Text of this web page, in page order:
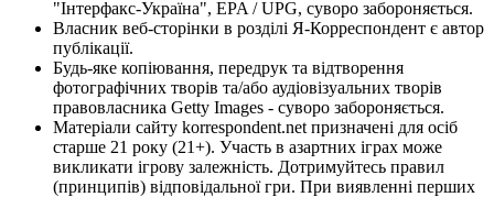
"Інтерфакс-Україна", EPA / UPG, суворо забороняється.
Власник веб-сторінки в розділі Я-Корреспондент є автор
публікації.
Будь-яке копіювання, передрук та відтворення
фотографічних творів та/або аудіовізуальних творів
правовласника Getty Images - суворо забороняється.
Матеріали сайту korrespondent.net призначені для осіб
старше 21 року (21+). Участь в азартних іграх може
викликати ігрову залежність. Дотримуйтесь правил
(принципів) відповідальної гри. При виявленні перших